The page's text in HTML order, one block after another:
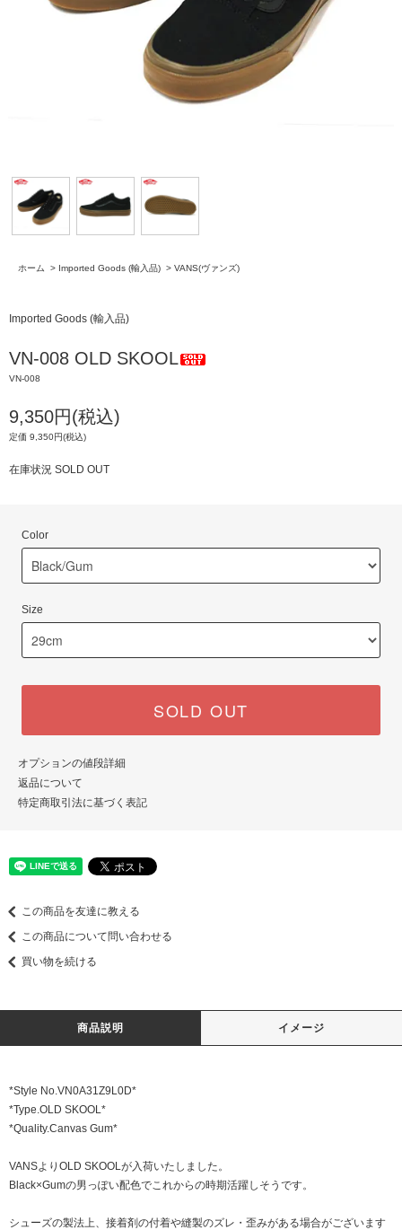
ホーム > Imported Goods (輸入品) > VANS(ヴァンズ)
Imported Goods (輸入品)
VN-008 OLD SKOOL
VN-008
9,350円(税込)
定価 9,350円(税込)
在庫状況 SOLD OUT
Color
Size
SOLD OUT
オプションの値段詳細
返品について
特定商取引法に基づく表記
この商品を友達に教える
この商品について問い合わせる
買い物を続ける
商品説明 イメージ
*Style No.VN0A31Z9L0D*
*Type.OLD SKOOL*
*Quality.Canvas Gum*
VANSよりOLD SKOOLが入荷いたしました。
Black×Gumの男っぽい配色でこれからの時期活躍しそうです。
シューズの製法上、接着剤の付着や縫製のズレ・歪みがある場合がございます